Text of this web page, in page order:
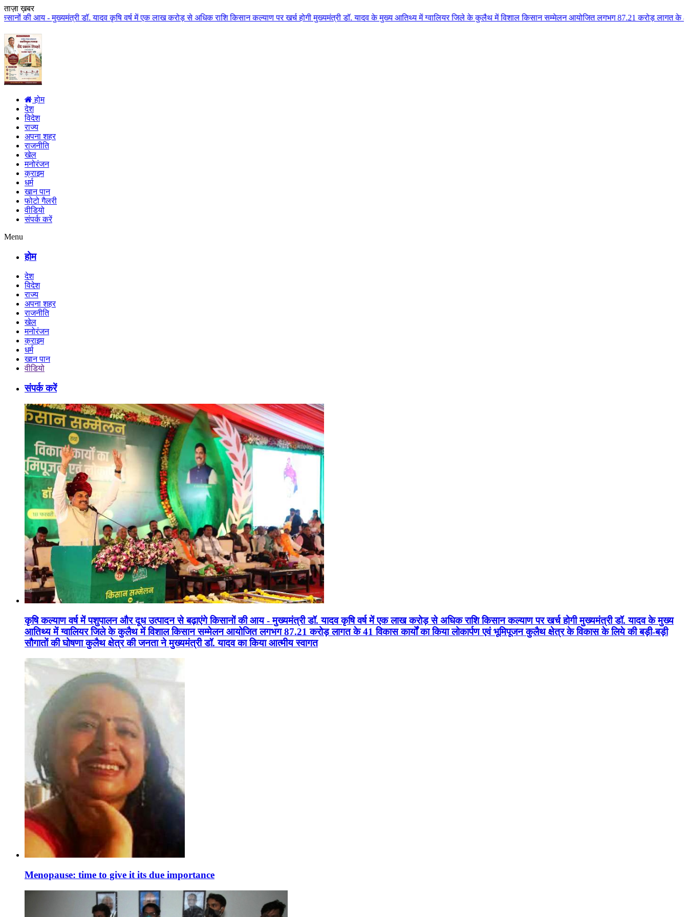
ताज़ा ख़बर
डॉ. यादव कृषि वर्ष में एक लाख करोड़ से अधिक राशि किसान कल्याण पर खर्च होगी मुख्यमंत्री डॉ. यादव के मुख्य आतिथ्य में ग्वालियर जिले के कुलैथ में विशाल किसान सम्मेलन आयोजित लगभग 87.21 करोड़ लागत के 41 विकास कार्यों
होम
देश
विदेश
राज्य
अपना शहर
राजनीति
खेल
मनोरंजन
क्राइम
धर्म
खान पान
फोटो गैलरी
वीडियो
संपर्क करें
Menu
होम
देश
विदेश
राज्य
अपना शहर
राजनीति
खेल
मनोरंजन
क्राइम
धर्म
खान पान
वीडियो
संपर्क करें
कृषि कल्याण वर्ष में पशुपालन और दूध उत्पादन से बढ़ाएंगे किसानों की आय - मुख्यमंत्री डॉ. यादव कृषि वर्ष में एक लाख करोड़ से अधिक राशि किसान कल्याण पर खर्च होगी मुख्यमंत्री डॉ. यादव के मुख्य
आतिथ्य में ग्वालियर जिले के कुलैथ में विशाल किसान सम्मेलन आयोजित लगभग 87.21 करोड़ लागत के 41 विकास कार्यों का किया लोकार्पण एवं भूमिपूजन कुलैथ क्षेत्र के विकास के लिये की बड़ी-बड़ी
सौगातों की घोषणा कुलैथ क्षेत्र की जनता ने मुख्यमंत्री डॉ. यादव का किया आत्मीय स्वागत
Menopause: time to give it its due importance